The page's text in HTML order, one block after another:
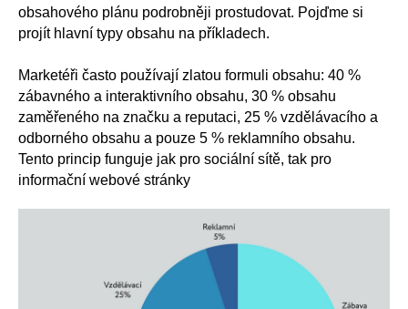
obsahového plánu podrobněji prostudovat. Pojďme si
projít hlavní typy obsahu na příkladech.
Marketéři často používají zlatou formuli obsahu: 40 %
zábavného a interaktivního obsahu, 30 % obsahu
zaměřeného na značku a reputaci, 25 % vzdělávacího a
odborného obsahu a pouze 5 % reklamního obsahu.
Tento princip funguje jak pro sociální sítě, tak pro
informační webové stránky